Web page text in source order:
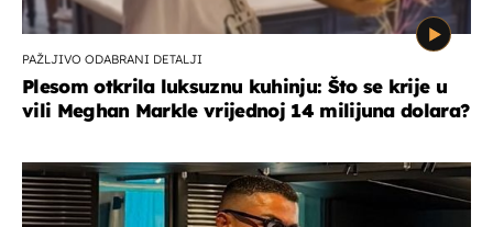
PAŽLJIVO ODABRANI DETALJI
Plesom otkrila luksuznu kuhinju: Što se krije u
vili Meghan Markle vrijednoj 14 milijuna dolara?